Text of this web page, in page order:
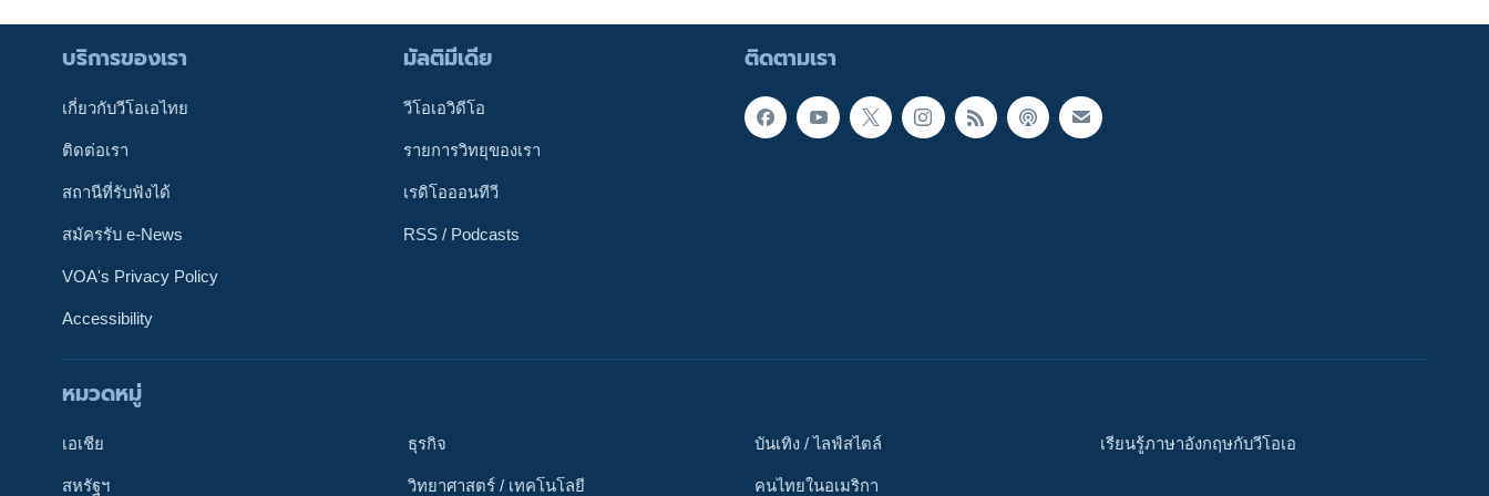
ติดตามเรา
ติดตามเรา
บริการของเรา
เกี่ยวกับวีโอเอไทย
ติดต่อเรา
สถานีที่รับฟังได้
สมัครรับ e-News
VOA's Privacy Policy
Accessibility
มัลติมีเดีย
วีโอเอวิดีโอ
รายการวิทยุของเรา
เรดิโอออนทีวี
RSS / Podcasts
หมวดหมู่
เอเชีย
สหรัฐฯ
ธุรกิจ
วิทยาศาสตร์ / เทคโนโลยี
บันเทิง / ไลฟ์สไตล์
คนไทยในอเมริกา
เรียนรู้ภาษาอังกฤษกับวีโอเอ